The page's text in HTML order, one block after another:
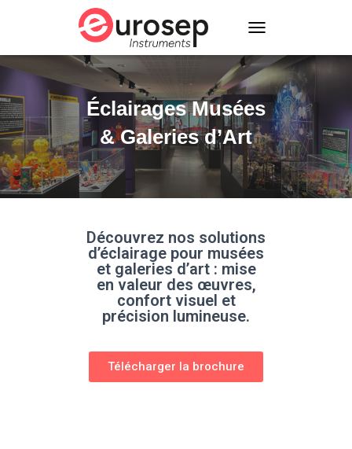
O
G
G
E
N
A
V
I
G
I
O
Éclairages Musées
& Galeries d’Art
Découvrez nos solutions
d’éclairage pour musées
et galeries d’art : mise
en valeur des œuvres,
confort visuel et
précision lumineuse.
Télécharger la brochure